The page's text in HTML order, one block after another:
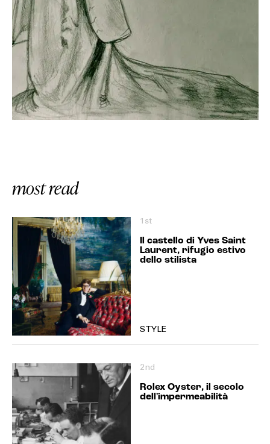
most read
1st
Il castello di Yves Saint
Laurent, rifugio estivo
dello stilista
STYLE
2nd
Rolex Oyster, il secolo
dell'impermeabilità